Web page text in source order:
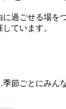
過ごせる場
ています。
節ごとにみ